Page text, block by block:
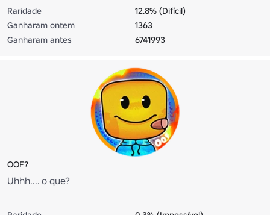
Raridade
12.8% (Difícil)
Ganharam ontem
1363
Ganharam antes
6741993
OOF?
Uhhh.... o que?